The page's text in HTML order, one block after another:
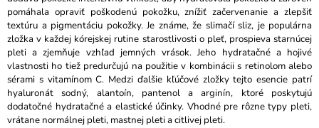
pomáhala opraviť poškodenú pokožku, znížiť začervenanie a zlepšiť
textúru a pigmentáciu pokožky. Je známe, že slimačí sliz, je populárna
zložka v každej kórejskej rutine starostlivosti o pleť, prospieva starnúcej
pleti a zjemňuje vzhľad jemných vrások. Jeho hydratačné a hojivé
vlastnosti ho tiež predurčujú na použitie v kombinácii s retinolom alebo
sérami s vitamínom C. Medzi ďalšie kľúčové zložky tejto esencie patrí
hyaluronát sodný, alantoín, pantenol a arginín, ktoré poskytujú
dodatočné hydratačné a elastické účinky. Vhodné pre rôzne typy pleti,
vrátane normálnej pleti, mastnej pleti a citlivej pleti.
M
E
ANUA
-
HEARTLEAF
QUERCETINOL
PORE
DEEP